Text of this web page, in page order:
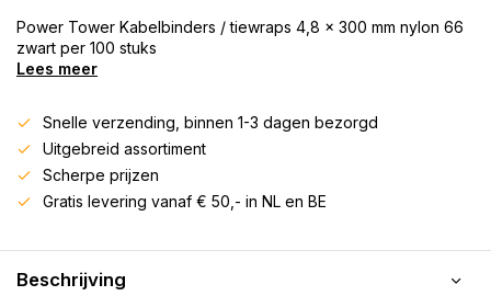
Power Tower Kabelbinders / tiewraps 4,8 x 300 mm nylon 66
zwart per 100 stuks
Lees meer
Snelle verzending, binnen 1-3 dagen bezorgd
Uitgebreid assortiment
Scherpe prijzen
Gratis levering vanaf € 50,- in NL en BE
Beschrijving